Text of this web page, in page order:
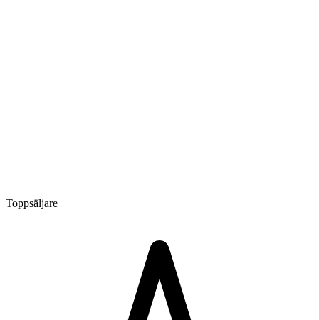
Toppsäljare